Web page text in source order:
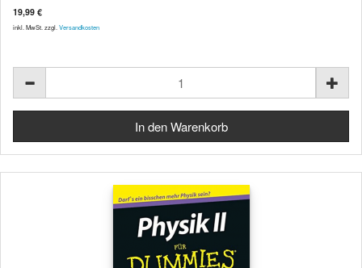
19,99 €
inkl. MwSt. zzgl. Versandkosten